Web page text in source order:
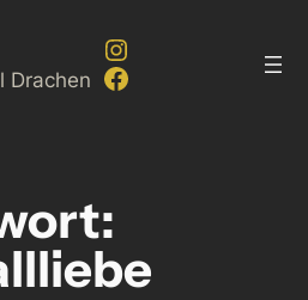
Drachen
Instagram
Facebook